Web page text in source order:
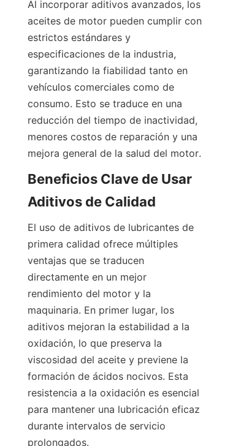
Al incorporar aditivos avanzados, los
aceites de motor pueden cumplir con
estrictos estándares y
especificaciones de la industria,
garantizando la fiabilidad tanto en
vehículos comerciales como de
consumo. Esto se traduce en una
reducción del tiempo de inactividad,
menores costos de reparación y una
Beneficios Clave de Usar
El uso de aditivos de lubricantes de
primera calidad ofrece múltiples
ventajas que se traducen
directamente en un mejor
rendimiento del motor y la
maquinaria. En primer lugar, los
aditivos mejoran la estabilidad a la
oxidación, lo que preserva la
viscosidad del aceite y previene la
formación de ácidos nocivos. Esta
resistencia a la oxidación es esencial
para mantener una lubricación eficaz
durante intervalos de servicio